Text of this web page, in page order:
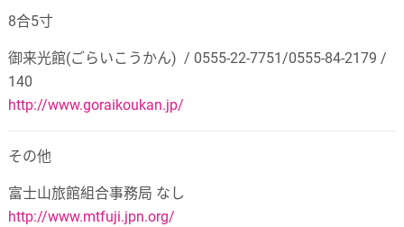
8合5寸
御来光館(ごらいこうかん) / 0555-22-7751/0555-84-2179 /
140
http://www.goraikoukan.jp/
その他
富士山旅館組合事務局 なし
http://www.mtfuji.jpn.org/